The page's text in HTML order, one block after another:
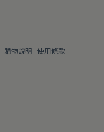
購物說明 使用條款